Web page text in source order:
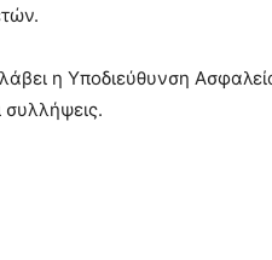
η Υποδιεύθυνση
συλλήψεις.